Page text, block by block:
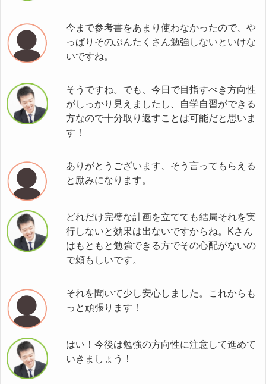
今まで参考書をあまり使わなかったので、や
っぱりそのぶんたくさん勉強しないといけな
いですね。
そうですね。でも、今日で目指すべき方向性
がしっかり見えましたし、自学自習ができる
方なので十分取り返すことは可能だと思いま
す！
ありがとうございます、そう言ってもらえる
と励みになります。
どれだけ完璧な計画を立てても結局それを実
行しないと効果は出ないですからね。Kさん
はもともと勉強できる方でその心配がないの
で頼もしいです。
それを聞いて少し安心しました。これからも
っと頑張ります！
はい！今後は勉強の方向性に注意して進めて
いきましょう！